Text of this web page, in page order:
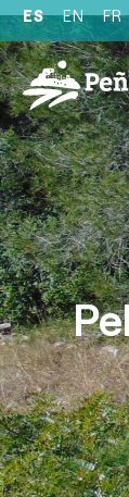
ES EN FR